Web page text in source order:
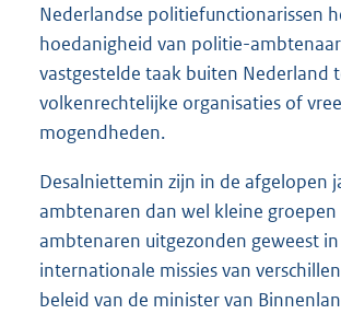
Nederlandse politiefunctionarissen
hoedanigheid van politie-
vastgestelde taak buiten Nederland
volkenrechtelijke organisaties of
mogendheden.
Desalniettemin zijn in de afgelopen
ambtenaren dan wel kleine
ambtenaren uitgezonden geweest
internationale missies van
beleid van de minister van